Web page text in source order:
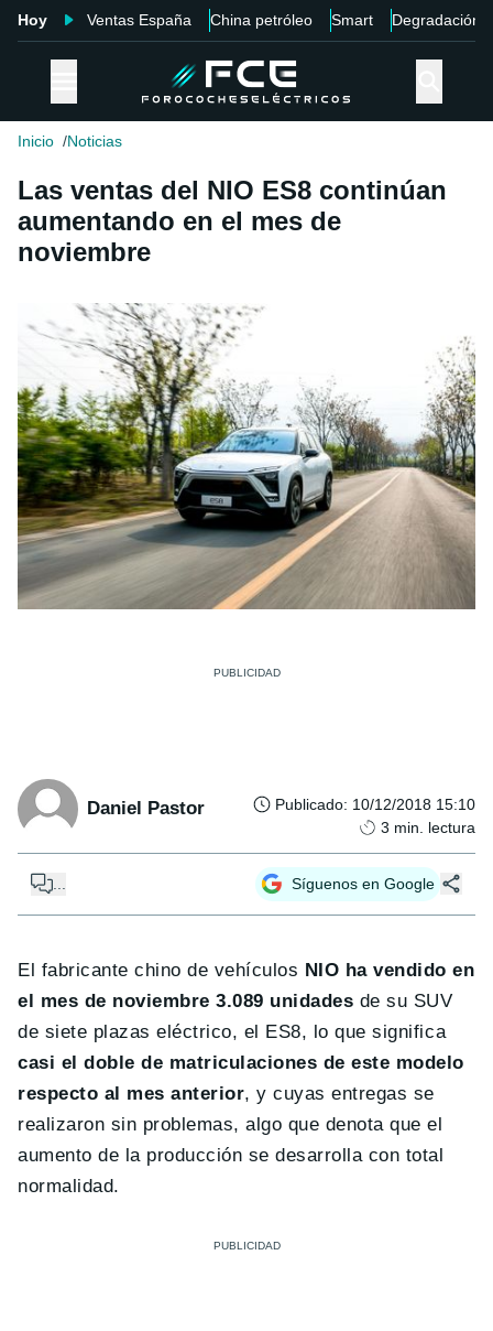
Hoy Ventas España China petróleo Smart Degradación
Inicio Noticias
Las ventas del NIO ES8 continúan
aumentando en el mes de
noviembre
Daniel Pastor Publicado: 10/12/2018 15:10
3 min. lectura
Síguenos en Google
El fabricante chino de vehículos NIO ha vendido en
el mes de noviembre 3.089 unidades de su SUV
de siete plazas eléctrico, el ES8, lo que significa
casi el doble de matriculaciones de este modelo
respecto al mes anterior, y cuyas entregas se
realizaron sin problemas, algo que denota que el
aumento de la producción se desarrolla con total
normalidad.